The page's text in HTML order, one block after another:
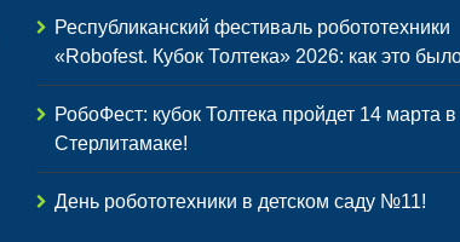
Республиканский фестиваль робототехники
«Robofest. Кубок Толтека» 2026: как это
РобоФест: кубок Толтека пройдет 14 марта в
Стерлитамаке!
День робототехники в детском саду №11!